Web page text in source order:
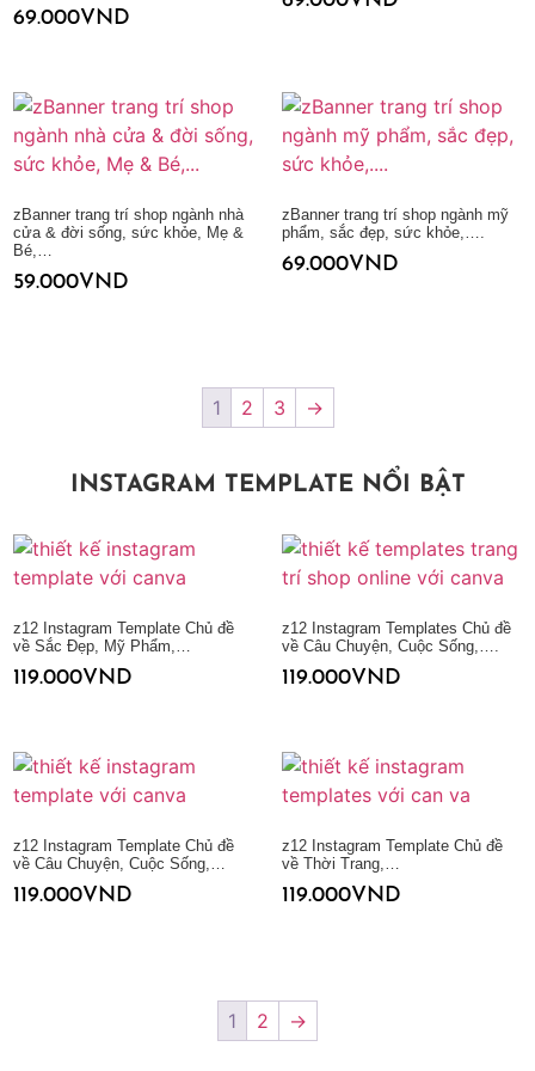
69.000VND
zBanner trang trí shop ngành nhà
cửa & đời sống, sức khỏe, Mẹ &
Bé,…
59.000VND
zBanner trang trí shop ngành mỹ
phẩm, sắc đẹp, sức khỏe,….
69.000VND
1 2 3 →
INSTAGRAM TEMPLATE NỔI BẬT
z12 Instagram Template Chủ đề
về Sắc Đẹp, Mỹ Phẩm,…
119.000VND
z12 Instagram Templates Chủ đề
về Câu Chuyện, Cuộc Sống,….
119.000VND
z12 Instagram Template Chủ đề
về Câu Chuyện, Cuộc Sống,…
119.000VND
z12 Instagram Template Chủ đề
về Thời Trang,…
119.000VND
1 2 →